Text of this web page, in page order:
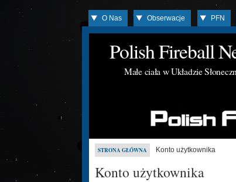
O Nas Obserwacje PFN
Polish Fireball
Małe ciała w Układzie
STRONA GŁÓWNA Konto użytkownika
Konto użytkownika